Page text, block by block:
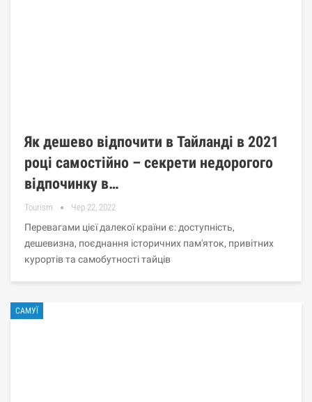
Як дешево відпочити в Тайланді в 2021
році самостійно – секрети недорогого
відпочинку в…
Tourism Чер 22, 2022
Перевагами цієї далекої країни є: доступність,
дешевизна, поєднання історичних пам'яток, привітних
курортів та самобутності тайців
САМУЇ